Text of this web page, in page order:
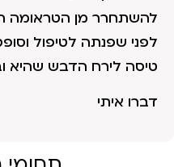
להשתחרר מן הטראומה
לפני שפנתה לטיפול
טיסה לירח הדבש שהיא
דברו איתי